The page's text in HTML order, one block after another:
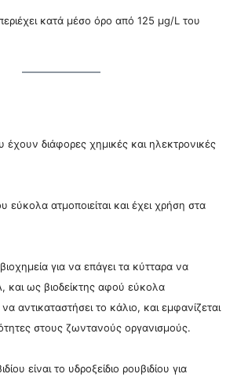
κατά μέσο όρο από 125 μg/L του
έχουν διάφορες χημικές και ηλεκτρονικές
εύκολα ατμοποιείται και έχει χρήση στα
για να επάγει τα κύτταρα να
και ως βιοδείκτης αφού εύκολα
αντικαταστήσει το κάλιο, και εμφανίζεται
στους ζωντανούς οργανισμούς.
είναι το υδροξείδιο ρουβιδίου για